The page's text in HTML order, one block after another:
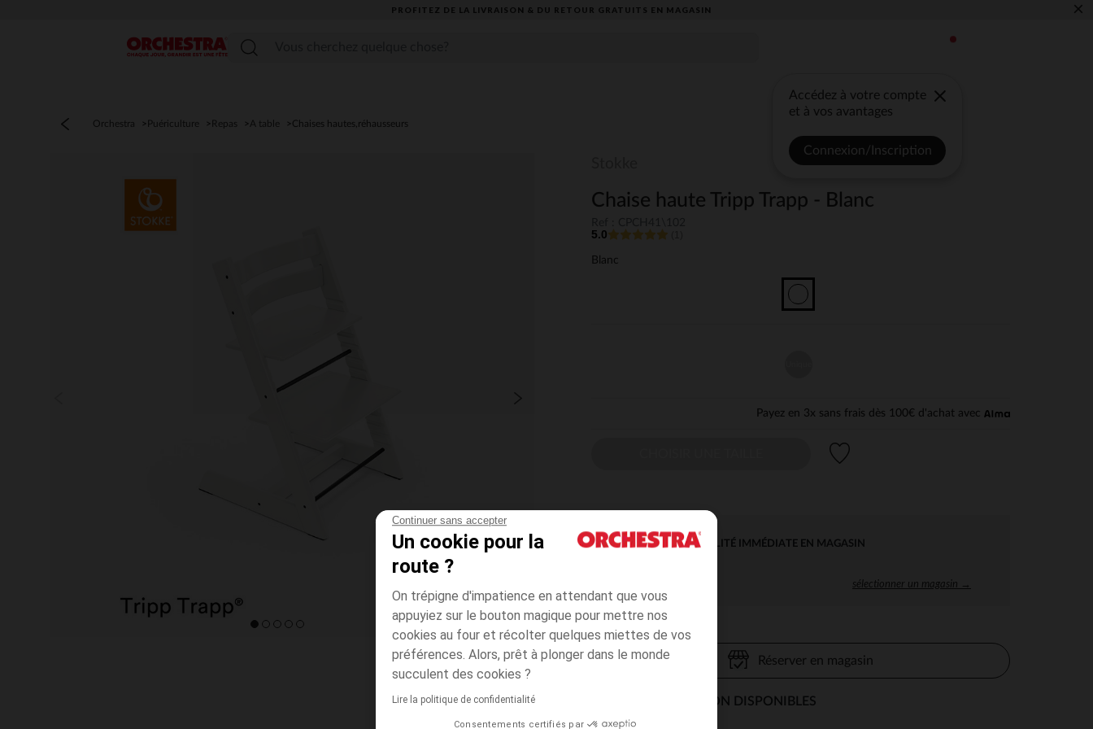
Continuer sans accepter
Un cookie pour la
route ?
On trépigne d'impatience en attendant que vous
appuyiez sur le bouton magique pour mettre nos
cookies au four et récolter quelques miettes de vos
préférences. Alors, prêt à plonger dans le monde
succulent des cookies ?
Lire la politique de confidentialité
Consentements certifiés par
PROFITEZ DE LA LIVRAISON & DU RETOUR GRATUITS EN MAGASIN​ ×
Menu
Accédez à votre compte
et à vos avantages
Connexion/Inscription
Orchestra Puériculture Repas A table Chaises hautes,réhausseurs
Chaise haute Tripp Trapp - Blanc
5.0
Blanc
Payez en 3x sans frais dès 100€ d'achat avec
DISPONIBILITÉ IMMÉDIATE EN MAGASIN
sélectionner un magasin →
Réserver en magasin
MODES DE LIVRAISON DISPONIBLES